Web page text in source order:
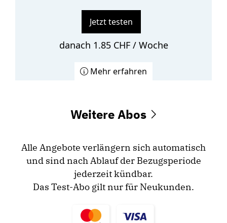
Jetzt testen
danach 1.85 CHF / Woche
Mehr erfahren
Weitere Abos
Alle Angebote verlängern sich automatisch
und sind nach Ablauf der Bezugsperiode
jederzeit kündbar.
Das Test-Abo gilt nur für Neukunden.